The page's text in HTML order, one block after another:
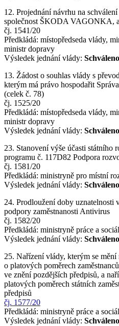
12. Projednání návrhu na
společnost ŠKODA VAGONKA,
čj. 1541/20
Předkládá: místopředseda vlády,
ministr dopravy
Výsledek jednání vlády:
13. Žádost o souhlas vlády s
kterým má právo hospodařit
(celek č. 78)
čj. 1525/20
Předkládá: místopředseda vlády,
ministr dopravy
Výsledek jednání vlády:
23. Stanovení výše účasti státního
programu č. 117D82 Podpora
čj. 1581/20
Předkládá: ministryně pro místní
Výsledek jednání vlády:
24. Prodloužení doby uznatelnosti
podpory zaměstnanosti Antivirus
čj. 1582/20
Předkládá: ministryně práce a
Výsledek jednání vlády:
25. Nařízení vlády, kterým se
o platových poměrech
ve znění pozdějších předpisů, a
platových poměrech státních
předpisů
čj. 1577/20
Předkládá: ministryně práce a
Výsledek jednání vlády: